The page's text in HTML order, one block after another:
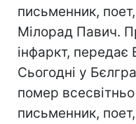
письменник,
Мілорад Павич.
інфаркт, передає
Сьогодні у
помер
письменник,